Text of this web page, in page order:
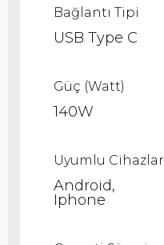
Bağlantı Tipi
USB Type C
Güç (Watt)
140W
Uyumlu Cihazlar
Android
Iphone